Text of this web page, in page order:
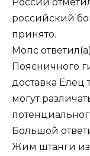
российский
принято.
Мопс ответил(а)
Поясничного
доставка Елец
могут
Большой
Жим штанги